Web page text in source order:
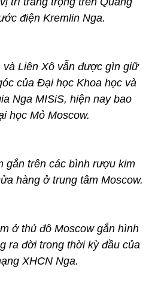
điện Kremlin Nga.
Liên Xô vẫn được gìn giữ
của Đại học Khoa học và
Nga MISiS, hiện nay bao
học Mỏ Moscow.
gắn trên các bình rượu kim
hàng ở trung tâm Moscow.
ở thủ đô Moscow gắn hình
ra đời trong thời kỳ đầu của
XHCN Nga.